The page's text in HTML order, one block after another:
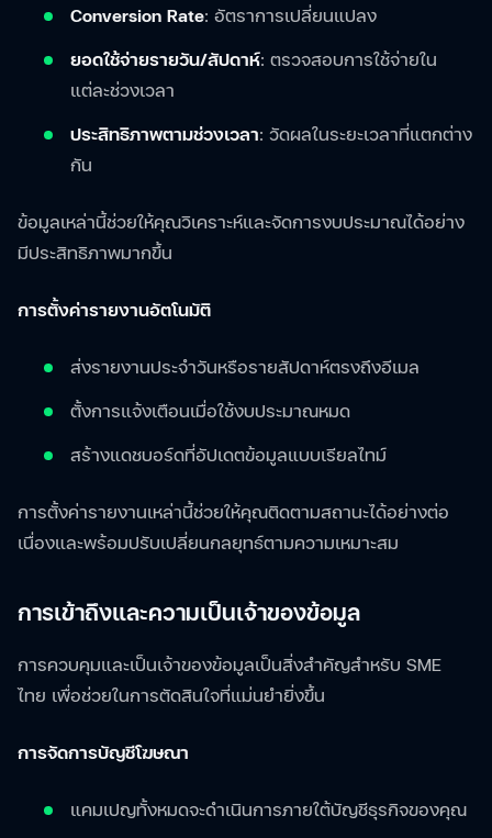
Conversion Rate: อัตราการเปลี่ยนแปลง
ยอดใช้จ่ายรายวัน/สัปดาห์: ตรวจสอบการใช้จ่ายใน
แต่ละช่วงเวลา
ประสิทธิภาพตามช่วงเวลา: วัดผลในระยะเวลาที่แตกต่าง
กัน
ข้อมูลเหล่านี้ช่วยให้คุณวิเคราะห์และจัดการงบประมาณได้อย่าง
มีประสิทธิภาพมากขึ้น
การตั้งค่ารายงานอัตโนมัติ
ส่งรายงานประจำวันหรือรายสัปดาห์ตรงถึงอีเมล
ตั้งการแจ้งเตือนเมื่อใช้งบประมาณหมด
สร้างแดชบอร์ดที่อัปเดตข้อมูลแบบเรียลไทม์
การตั้งค่ารายงานเหล่านี้ช่วยให้คุณติดตามสถานะได้อย่างต่อ
เนื่องและพร้อมปรับเปลี่ยนกลยุทธ์ตามความเหมาะสม
การเข้าถึงและความเป็นเจ้าของข้อมูล
การควบคุมและเป็นเจ้าของข้อมูลเป็นสิ่งสำคัญสำหรับ SME
ไทย เพื่อช่วยในการตัดสินใจที่แม่นยำยิ่งขึ้น
การจัดการบัญชีโฆษณา
แคมเปญทั้งหมดจะดำเนินการภายใต้บัญชีธุรกิจของคุณ